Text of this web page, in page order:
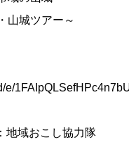
山城ツアー～
e/
地域おこし協力隊